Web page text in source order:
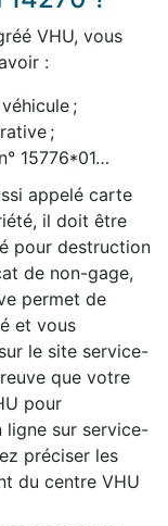
VHU, vous
:
;
;
15776*01…
appelé carte
il doit être
pour destruction
de non-gage,
permet de
et vous
le site service-
que votre
pour
ligne sur service-
préciser les
du centre VHU